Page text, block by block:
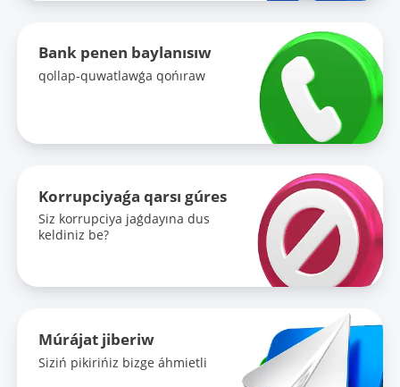
Bank penen baylanısıw
qollap-quwatlawǵa qońıraw
Korrupciyaǵa qarsı gúres
Siz korrupciya jaǵdayına dus
keldiniz be?
Múrájat jiberiw
Siziń pikirińiz bizge áhmietli